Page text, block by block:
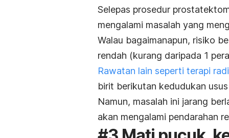
Selepas prosedur
mengalami masalah yang
Walau bagaimanapun, risiko
rendah (kurang daripada 1
Rawatan lain seperti terapi
birit berikutan kedudukan
Namun, masalah ini jarang
akan mengalami pendarahan